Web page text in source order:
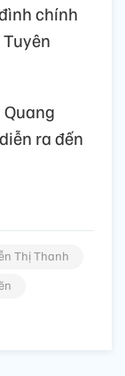
chính
ra đến
Thị Thanh